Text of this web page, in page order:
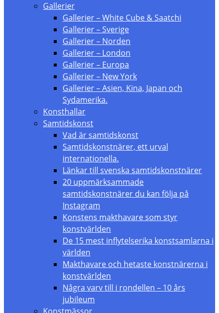
Gallerier
Gallerier – White Cube & Saatchi
Gallerier – Sverige
Gallerier – Norden
Gallerier – London
Gallerier – Europa
Gallerier – New York
Gallerier – Asien, Kina, Japan och
Sydamerika.
Konsthallar
Samtidskonst
Vad är samtidskonst
Samtidskonstnärer, ett urval
internationella.
Länkar till svenska samtidskonstnärer
20 uppmärksammade
samtidskonstnärer du kan följa på
Instagram
Konstens makthavare som styr
konstvärlden
De 15 mest inflytelserika konstsamlarna i
världen
Makthavare och hetaste konstnärerna i
konstvärlden
Några varv till i rondellen – 10 års
jubileum